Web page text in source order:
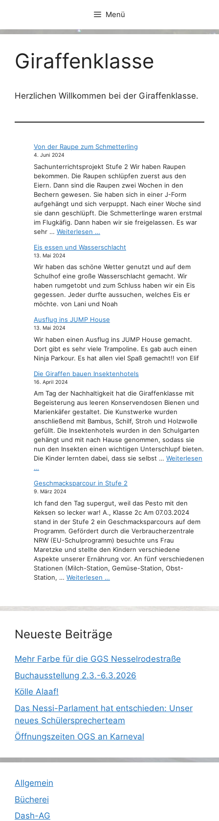
springen
Menü
Giraffenklasse
Herzlichen Willkommen bei der Giraffenklasse.
Von der Raupe zum Schmetterling
4. Juni 2024
Sachunterrichtsprojekt Stufe 2 Wir haben Raupen
bekommen. Die Raupen schlüpfen zuerst aus den
Eiern. Dann sind die Raupen zwei Wochen in den
Bechern gewesen. Sie haben sich in einer J-Form
aufgehängt und sich verpuppt. Nach einer Woche sind
sie dann geschlüpft. Die Schmetterlinge waren erstmal
im Flugkäfig. Dann haben wir sie freigelassen. Es war
sehr … Weiterlesen …
Eis essen und Wasserschlacht
13. Mai 2024
Wir haben das schöne Wetter genutzt und auf dem
Schulhof eine große Wasserschlacht gemacht. Wir
haben rumgetobt und zum Schluss haben wir ein Eis
gegessen. Jeder durfte aussuchen, welches Eis er
möchte. von Lani und Noah
Ausflug ins JUMP House
13. Mai 2024
Wir haben einen Ausflug ins JUMP House gemacht.
Dort gibt es sehr viele Trampoline. Es gab auch einen
Ninja Parkour. Es hat allen viel Spaß gemacht!! von Elif
Die Giraffen bauen Insektenhotels
16. April 2024
Am Tag der Nachhaltigkeit hat die Giraffenklasse mit
Begeisterung aus leeren Konservendosen Bienen und
Marienkäfer gestaltet. Die Kunstwerke wurden
anschließend mit Bambus, Schilf, Stroh und Holzwolle
gefüllt. Die Insektenhotels wurden in den Schulgarten
gehängt und mit nach Hause genommen, sodass sie
nun den Insekten einen wichtigen Unterschlupf bieten.
Die Kinder lernten dabei, dass sie selbst … Weiterlesen
…
Geschmacksparcour in Stufe 2
9. März 2024
Ich fand den Tag supergut, weil das Pesto mit den
Keksen so lecker war! A., Klasse 2c Am 07.03.2024
stand in der Stufe 2 ein Geschmacksparcours auf dem
Programm. Gefördert durch die Verbraucherzentrale
NRW (EU-Schulprogramm) besuchte uns Frau
Maretzke und stellte den Kindern verschiedene
Aspekte unserer Ernährung vor. An fünf verschiedenen
Stationen (Milch-Station, Gemüse-Station, Obst-
Station, … Weiterlesen …
Neueste Beiträge
Mehr Farbe für die GGS Nesselrodestraße
Buchausstellung 2.3.-6.3.2026
Kölle Alaaf!
Das Nessi-Parlament hat entschieden: Unser
neues Schülersprecherteam
Öffnungszeiten OGS an Karneval
Allgemein
Bücherei
Dash-AG